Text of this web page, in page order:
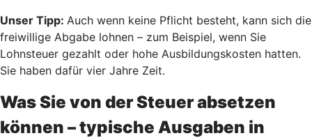
Unser Tipp: Auch wenn keine Pflicht besteht, kann sich die
freiwillige Abgabe lohnen – zum Beispiel, wenn Sie
Lohnsteuer gezahlt oder hohe Ausbildungskosten hatten.
Sie haben dafür vier Jahre Zeit.
Was Sie von der Steuer absetzen
können – typische Ausgaben in